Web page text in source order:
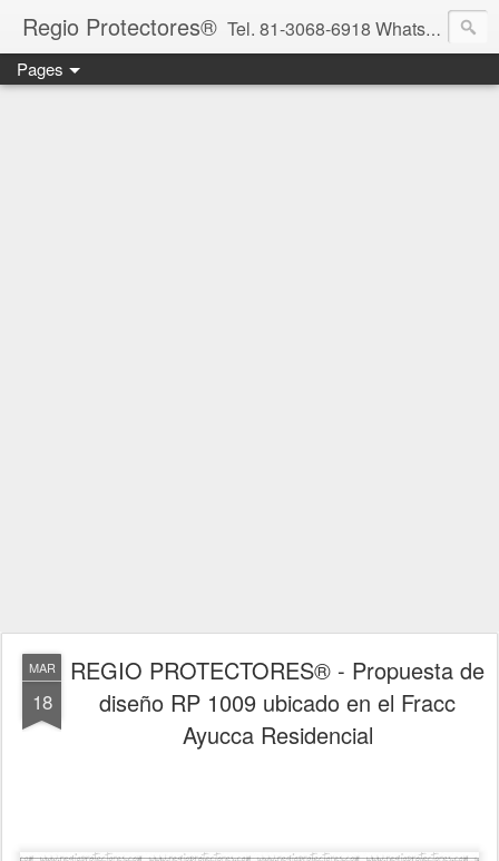
Regio Protectores® Tel. 81-3068-6918 WhatsApp 81-2636-2823 / 33-1145-3780 cotizacionregioprotectores@gmail.com / regioprotectores@gmail.com https://www.facebook.com/RegioProtectores/
Pages
MAR
18
REGIO PROTECTORES® - Propuesta de
diseño RP 1009 ubicado en el Fracc
Ayucca Residencial